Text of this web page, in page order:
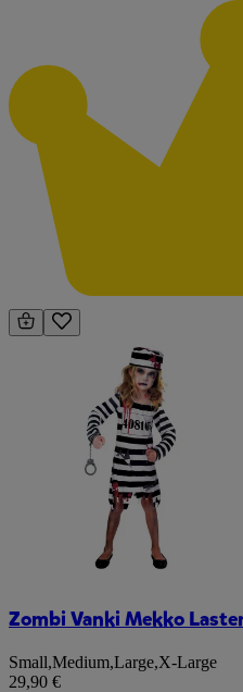
Zombi Vanki Mekko
Small,Medium,Large,X-Large
29,90 €